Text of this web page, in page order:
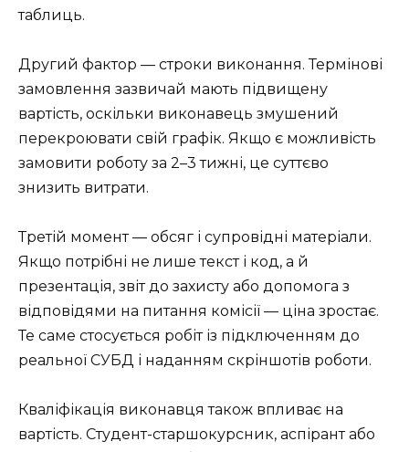
таблиць.
Другий фактор — строки виконання. Термінові
замовлення зазвичай мають підвищену
вартість, оскільки виконавець змушений
перекроювати свій графік. Якщо є можливість
замовити роботу за 2–3 тижні, це суттєво
знизить витрати.
Третій момент — обсяг і супровідні матеріали.
Якщо потрібні не лише текст і код, а й
презентація, звіт до захисту або допомога з
відповідями на питання комісії — ціна зростає.
Те саме стосується робіт із підключенням до
реальної СУБД і наданням скріншотів роботи.
Кваліфікація виконавця також впливає на
вартість. Студент-старшокурсник, аспірант або